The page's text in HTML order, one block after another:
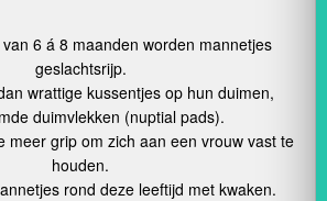
6 á 8 maanden worden mannetjes
geslachtsrijp.
wrattige kussentjes op hun duimen,
duimvlekken (nuptial pads).
meer grip om zich aan een vrouw vast te
houden.
rond deze leeftijd met kwaken.